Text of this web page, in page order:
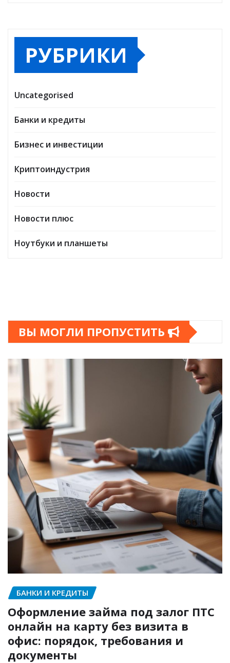
РУБРИКИ
Uncategorised
Банки и кредиты
Бизнес и инвестиции
Криптоиндустрия
Новости
Новости плюс
Ноутбуки и планшеты
ВЫ МОГЛИ ПРОПУСТИТЬ
БАНКИ И КРЕДИТЫ
Оформление займа под залог ПТС
онлайн на карту без визита в
офис: порядок, требования и
документы